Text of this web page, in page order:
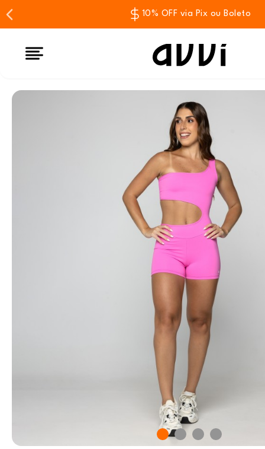
10% OFF via Pix ou Boleto